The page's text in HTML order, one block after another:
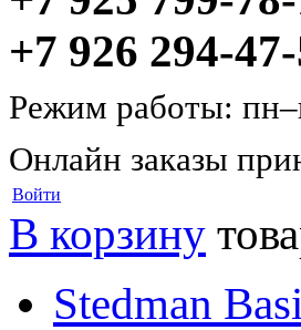
+7 926 294-
Режим работы:
Онлайн заказы
Войти
В корзину
Stedman